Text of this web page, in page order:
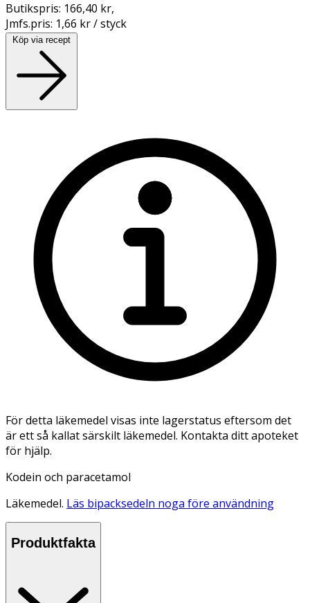
Butikspris: 166,40 kr,
Jmfs.pris: 1,66 kr / styck
Köp via recept
För detta läkemedel visas inte lagerstatus eftersom det
är ett så kallat särskilt läkemedel. Kontakta ditt apoteket
för hjälp.
Kodein och paracetamol
Läkemedel. Läs bipacksedeln noga före användning
Produktfakta